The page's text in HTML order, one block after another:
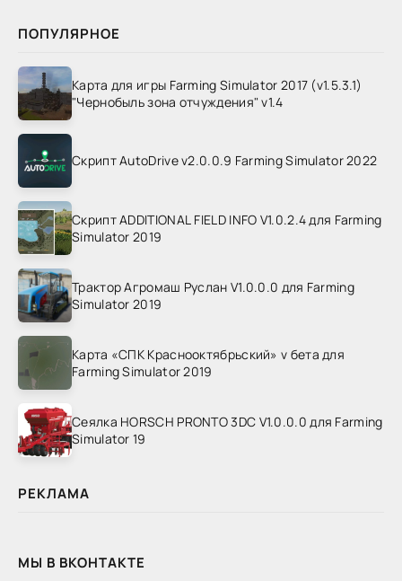
ПОПУЛЯРНОЕ
Карта для игры Farming Simulator 2017 (v1.5.3.1)
"Чернобыль зона отчуждения" v1.4
Скрипт AutoDrive v2.0.0.9 Farming Simulator 2022
Скрипт ADDITIONAL FIELD INFO V1.0.2.4 для Farming
Simulator 2019
Трактор Агромаш Руслан V1.0.0.0 для Farming
Simulator 2019
Карта «СПК Краснооктябрьский» v бета для
Farming Simulator 2019
Сеялка HORSCH PRONTO 3DC V1.0.0.0 для Farming
Simulator 19
РЕКЛАМА
МЫ В ВКОНТАКТЕ